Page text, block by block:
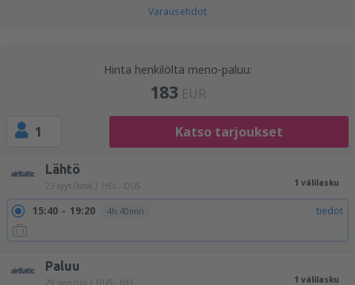
Varausehdot
Hinta henkilöltä meno-paluu:
183 EUR
1 Katso tarjoukset
Lähtö
23 syys (kesk.) HEL - DUS 1 välilasku
15:40 19:20 4h 40min tiedot
Paluu
29 syys (tiis.) DUS - HEL 1 välilasku